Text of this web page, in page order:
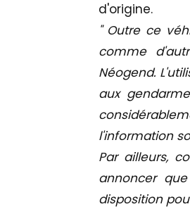
d'origine.
" Outre ce
comme
Néogend.
aux
l'information
Par ailleurs,
annoncer
disposition